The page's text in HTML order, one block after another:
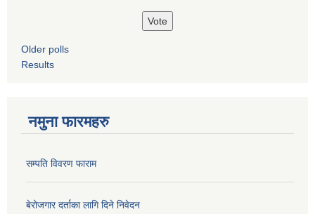
Older polls
Results
नमुना फारमहरु
सम्पति विवरण फाराम
बेरोजगार दर्ताका लागि दिने निवेदन